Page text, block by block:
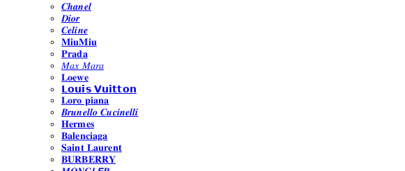
𝑪𝒉𝒂𝒏𝒆𝒍
𝑫𝒊𝒐𝒓
𝑪𝒆𝒍𝒊𝒏𝒆
𝐌𝐢𝐮𝐌𝐢𝐮
𝐏𝐫𝐚𝐝𝐚
𝑀𝑎𝑥 𝑀𝑎𝑟𝑎
𝐋𝐨𝐞𝐰𝐞
𝗟𝗼𝘂𝗶𝘀 𝗩𝘂𝗶𝘁𝘁𝗼𝗻
𝐋𝐨𝐫𝐨 𝐩𝐢𝐚𝐧𝐚
𝑩𝒓𝒖𝒏𝒆𝒍𝒍𝒐 𝑪𝒖𝒄𝒊𝒏𝒆𝒍𝒍𝒊
𝐇𝐞𝐫𝐦𝐞𝐬
𝐁𝐚𝐥𝐞𝐧𝐜𝐢𝐚𝐠𝐚
𝐒𝐚𝐢𝐧𝐭 𝐋𝐚𝐮𝐫𝐞𝐧𝐭
𝐁𝐔𝐑𝐁𝐄𝐑𝐑𝐘